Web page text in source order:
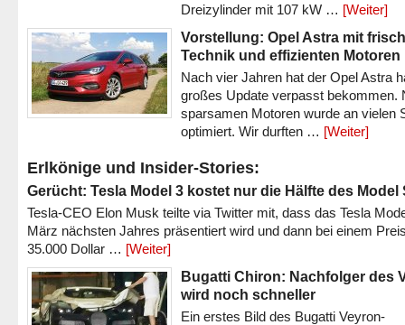
Dreizylinder mit 107 kW … [Weiter]
Vorstellung: Opel Astra mit
Technik und effizienten Motoren
Nach vier Jahren hat der Opel Astra
großes Update verpasst bekommen.
sparsamen Motoren wurde an vielen
optimiert. Wir durften … [Weiter]
Erlkönige und Insider-Stories:
Gerücht: Tesla Model 3 kostet nur die Hälfte des Model
Tesla-CEO Elon Musk teilte via Twitter mit, dass das Tesla
März nächsten Jahres präsentiert wird und dann bei einem
35.000 Dollar … [Weiter]
Bugatti Chiron: Nachfolger des
wird noch schneller
Ein erstes Bild des Bugatti Veyron-